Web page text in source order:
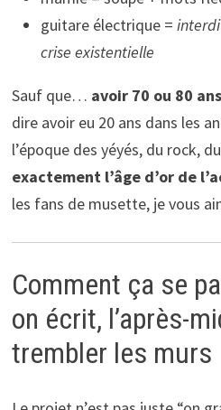
guitare électrique =
crise existentielle
Sauf que… avoir 70 ou 80
dire avoir eu 20 ans dans les
l’époque des yéyés, du rock,
exactement l’âge d’or de
les fans de musette, je vous
Comment ça se
on écrit, l’après-
trembler les murs